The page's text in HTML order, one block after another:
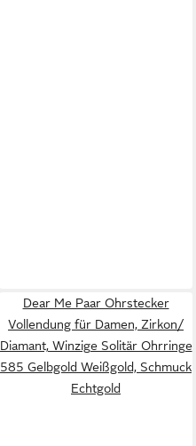
Dear Me Paar Ohrstecker
Vollendung für Damen, Zirkon/
Diamant, Winzige Solitär Ohrringe
585 Gelbgold Weißgold, Schmuck
Echtgold